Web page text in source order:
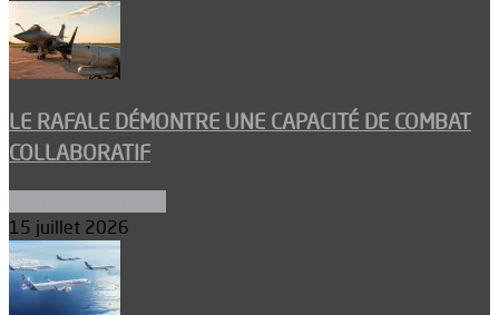
LE RAFALE DÉMONTRE UNE CAPACITÉ DE COMBAT
COLLABORATIF
15 juillet 2026